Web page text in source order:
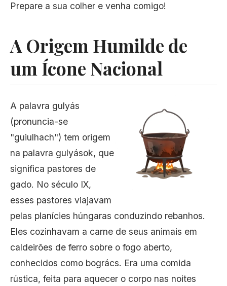
Prepare a sua colher e venha comigo!
A Origem Humilde de
um Ícone Nacional
A palavra gulyás
(pronuncia-se
"guiulhach") tem origem
na palavra gulyások, que
significa pastores de
gado. No século IX,
esses pastores viajavam
pelas planícies húngaras conduzindo rebanhos.
Eles cozinhavam a carne de seus animais em
caldeirões de ferro sobre o fogo aberto,
conhecidos como bogrács. Era uma comida
rústica, feita para aquecer o corpo nas noites